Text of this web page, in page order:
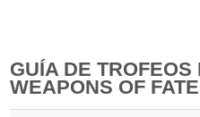
GUÍA DE TROFEOS
WEAPONS OF